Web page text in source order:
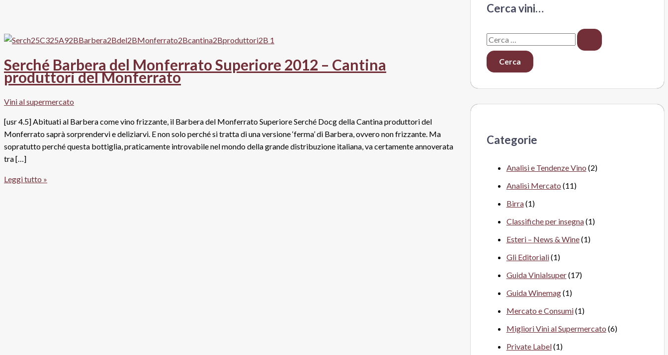
Serché Barbera del Monferrato Superiore 2012 – Cantina
produttori del Monferrato
Vini al supermercato
[usr 4.5] Abituati al Barbera come vino frizzante, il Barbera del Monferrato Superiore Serché Docg della Cantina produttori del
Monferrato saprà sorprendervi e deliziarvi. E non solo perché si tratta di una versione ‘ferma’ di Barbera, ovvero non frizzante. Ma
sopratutto perché questa bottiglia, praticamente introvabile nel mondo della grande distribuzione italiana, va certamente annoverata
tra […]
Serché
Leggi tutto »
Cerca vini…
C
e
r
Categorie
Analisi e Tendenze Vino (2)
Analisi Mercato (11)
Birra(1)
Classifiche per insegna(1)
Esteri – News & Wine(1)
Gli Editoriali(1)
Guida Vinialsuper(17)
Guida Winemag(1)
Mercato e Consumi(1)
Migliori Vini al Supermercato (6)
Private Label(1)